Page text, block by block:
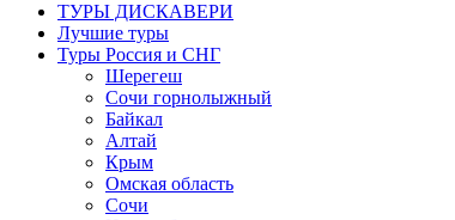
ТУРЫ ДИСКАВЕРИ
Лучшие туры
Туры Россия и СНГ
Шерегеш
Сочи горнолыжный
Байкал
Алтай
Крым
Омская область
Сочи